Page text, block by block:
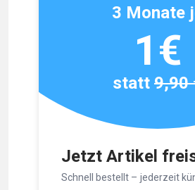
Jetzt Artikel
Schnell bestellt – jederzeit
3 Monate
1€
statt9,90